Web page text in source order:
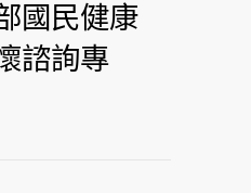
國民健康
諮詢專